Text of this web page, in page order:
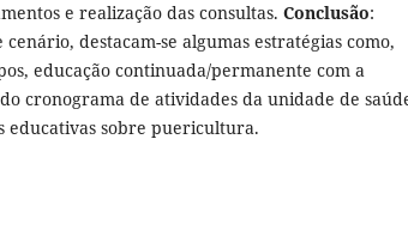
e realização das consultas. Conclusão:
destacam-se algumas estratégias como,
educação continuada/permanente com a
cronograma de atividades da unidade de
educativas sobre puericultura.